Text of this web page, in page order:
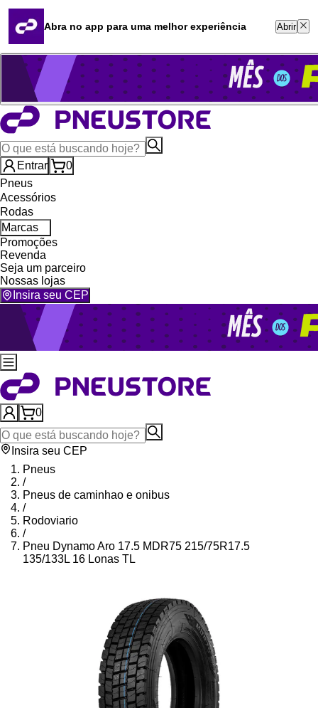
Quero revender
Blog
Whatsapp (16) 99764-8401
Televendas (47) 3046-2551
Entrar
0
Pneus
Acessórios
Rodas
Marcas
Promoções
Revenda
Seja um parceiro
Nossas lojas
Insira seu CEP
0
Insira seu CEP
Pneus
/
Pneus de caminhao e onibus
/
Rodoviario
/
Pneu Dynamo Aro 17.5 MDR75 215/75R17.5
135/133L 16 Lonas TL
Abra no app para uma melhor experiência Abrir